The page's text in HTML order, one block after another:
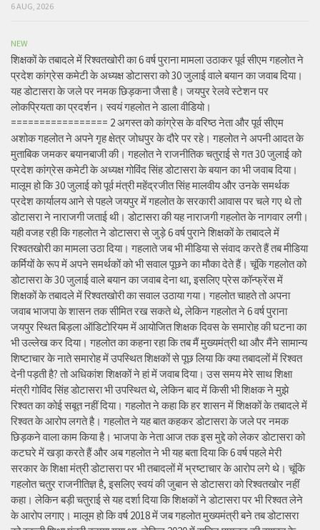
6 AUG, 2026
NEW
शिक्षकों के तबादले में रिश्वतखोरी का 6 वर्ष पुराना मामला उठाकर पूर्व सीएम गहलोत ने
प्रदेश कांग्रेस कमेटी के अध्यक्ष डोटासरा को 30 जुलाई वाले बयान का जवाब दिया।
यह डोटासरा के जले पर नमक छिड़कना जैसा है। जयपुर रेलवे स्टेशन पर
लोकप्रियता का प्रदर्शन। स्वयं गहलोत ने डाला वीडियो।
================= 2 अगस्त को कांग्रेस के वरिष्ठ नेता और पूर्व सीएम
अशोक गहलोत ने अपने गृह क्षेत्र जोधपुर के दौरे पर रहे। गहलोत ने अपनी आदत के
मुताबिक जमकर बयानबाजी की। गहलोत ने राजनीतिक चतुराई से गत 30 जुलाई को
प्रदेश कांग्रेस कमेटी के अध्यक्ष गोविंद सिंह डोटासरा के बयान का भी जवाब दिया।
मालूम हो कि 30 जुलाई को पूर्व मंत्री महेंद्रजीत सिंह मालवीय और उनके समर्थक
प्रदेश कार्यालय आने से पहले जयपुर में गहलोत के सरकारी आवास पर चले गए थे तो
डोटासरा ने नाराजगी जताई थी। डोटासरा की यह नाराजगी गहलोत के नागवार लगी।
यही वजह रही कि गहलोत ने डोटासरा से जुड़े 6 वर्ष पुराने शिक्षकों के तबादले में
रिश्वतखोरी का मामला उठा दिया। गहलाते जब भी मीडिया से संवाद करते हैं तब मीडिया
कर्मियों के रूप में अपने समर्थकों को भी सवाल पूछने का मौका देते हैं। चूंकि गहलोत को
डोटासरा के 30 जुलाई वाले बयान का जवाब देना था, इसलिए प्रेस कॉन्फ्रेंस में
शिक्षकों के तबादले में रिश्वतखोरी का सवाल उठाया गया। गहलोत चाहते तो अपना
जवाब भाजपा के शासन तक सीमित रख सकते थे, लेकिन गहलोत ने 6 वर्ष पुराना
जयपुर स्थित बिड़ला ऑडिटोरियम में आयोजित शिक्षक दिवस के समारोह की घटना का
भी उल्लेख कर दिया। गहलोत का कहना रहा कि तब मैं मुख्यमंत्री था और मैंने सामान्य
शिष्टाचार के नाते समारोह में उपस्थित शिक्षकों से पूछ लिया कि क्या तबादलों में रिश्वत
देनी पड़ती है? तो अधिकांश शिक्षकों ने हां में जवाब दिया। उस समय मेरे साथ शिक्षा
मंत्री गोविंद सिंह डोटासरा भी उपस्थित थे, लेकिन बाद में किसी भी शिक्षक ने मुझे
रिश्वत का कोई सबूत नहीं दिया। गहलोत ने कहा कि हर शासन में शिक्षकों के तबादले में
रिश्वत के आरोप लगते है। गहलोत ने यह बात कहकर डोटासरा के जले पर नमक
छिड़कने वाला काम किया है। भाजपा के नेता आज तक इस मुद्दे को लेकर डोटासरा को
कटघरे में खड़ा करते हैं और अब गहलोत ने भी यह बता दिया कि 6 वर्ष पहले मेरी
सरकार के शिक्षा मंत्री डोटासरा पर भी तबादलों में भ्रष्टाचार के आरोप लगे थे। चूंकि
गहलोत चतुर राजनीतिज्ञ है, इसलिए स्वयं की जुबान से डोटासरा को रिश्वतखोर नहीं
कहा। लेकिन बड़ी चतुराई से यह दर्शा दिया कि शिक्षकों ने डोटासरा पर भी रिश्वत लेने
के आरोप लगाए। मालूम हो कि वर्ष 2018 में जब गहलोत मुख्यमंत्री बने तब डोटासरा